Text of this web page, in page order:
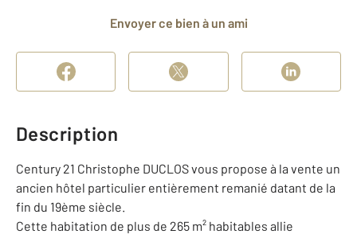
Envoyer ce bien à un ami
Description
Century 21 Christophe DUCLOS vous propose à la vente un
ancien hôtel particulier entièrement remanié datant de la
fin du 19ème siècle.
Cette habitation de plus de 265 m² habitables allie